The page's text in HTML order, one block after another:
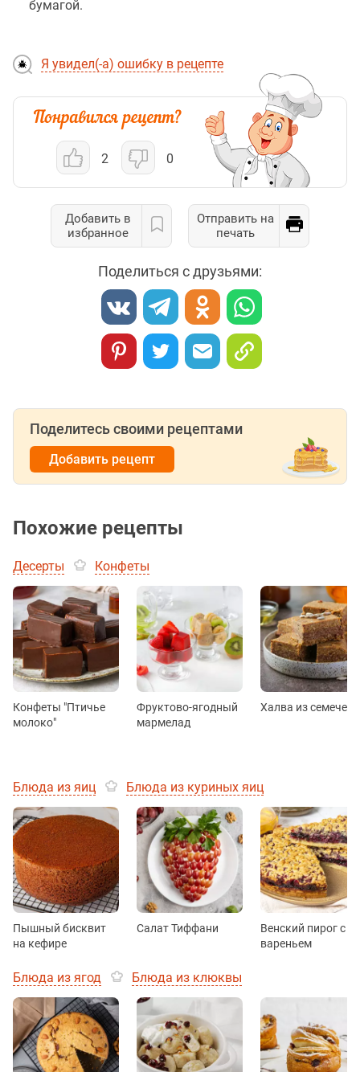
бумагой.
Я увидел(-а) ошибку в рецепте
2 0
Добавить в
избранное
Отправить на
печать
Поделиться с друзьями:
Поделитесь своими рецептами
Добавить рецепт
Похожие рецепты
Десерты Конфеты
Конфеты "Птичье
молоко"
Фруктово-ягодный
мармелад
Халва из семечек
Блюда из яиц Блюда из куриных яиц
Пышный бисквит
на кефире
Салат Тиффани
Венский пирог с
вареньем
Блюда из ягод Блюда из клюквы